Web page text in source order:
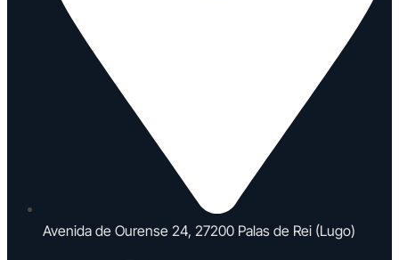
Avenida de Ourense 24, 27200 Palas de Rei (Lugo)